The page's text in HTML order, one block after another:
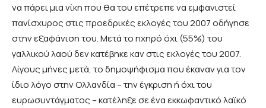
να πάρει μια νίκη που θα του επέτρεπε να εμφανιστεί
πανίσχυρος στις προεδρικές εκλογές του 2007 οδήγησε
στην εξαφάνιση του. Μετά το ηχηρό όχι (55%) του
γαλλικού λαού δεν κατέβηκε καν στις εκλογές του 2007.
Λίγους μήνες μετά, το δημοψήφισμα που έκαναν για τον
ίδιο λόγο στην Ολλανδία – την έγκριση ή όχι του
ευρωσυντάγματος – κατέληξε σε ένα εκκωφαντικό λαϊκό